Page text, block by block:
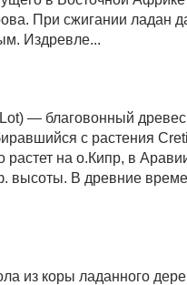
При сжигании ладан
Издревле...
— благовонный
с растения
растет на о.Кипр, в
высоты. В древние
из коры ладанного